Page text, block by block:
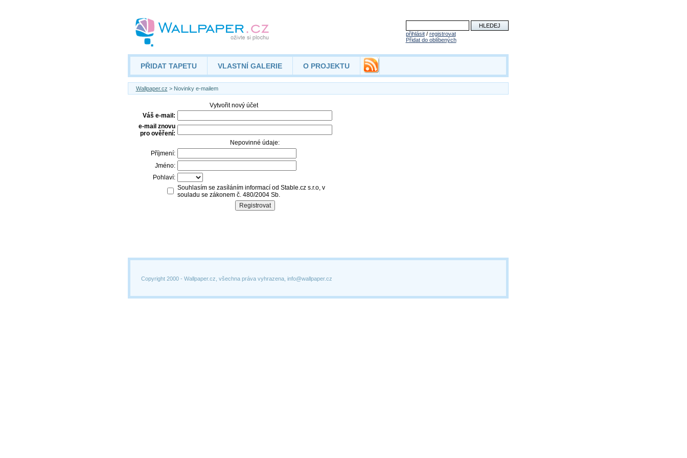
přihlásit/ registrovat
Přidat do oblíbených
PŘIDAT TAPETU VLASTNÍ GALERIE O PROJEKTU
Wallpaper.cz > Novinky e-mailem
Copyright 2000 - Wallpaper.cz, všechna práva vyhrazena, info@wallpaper.cz